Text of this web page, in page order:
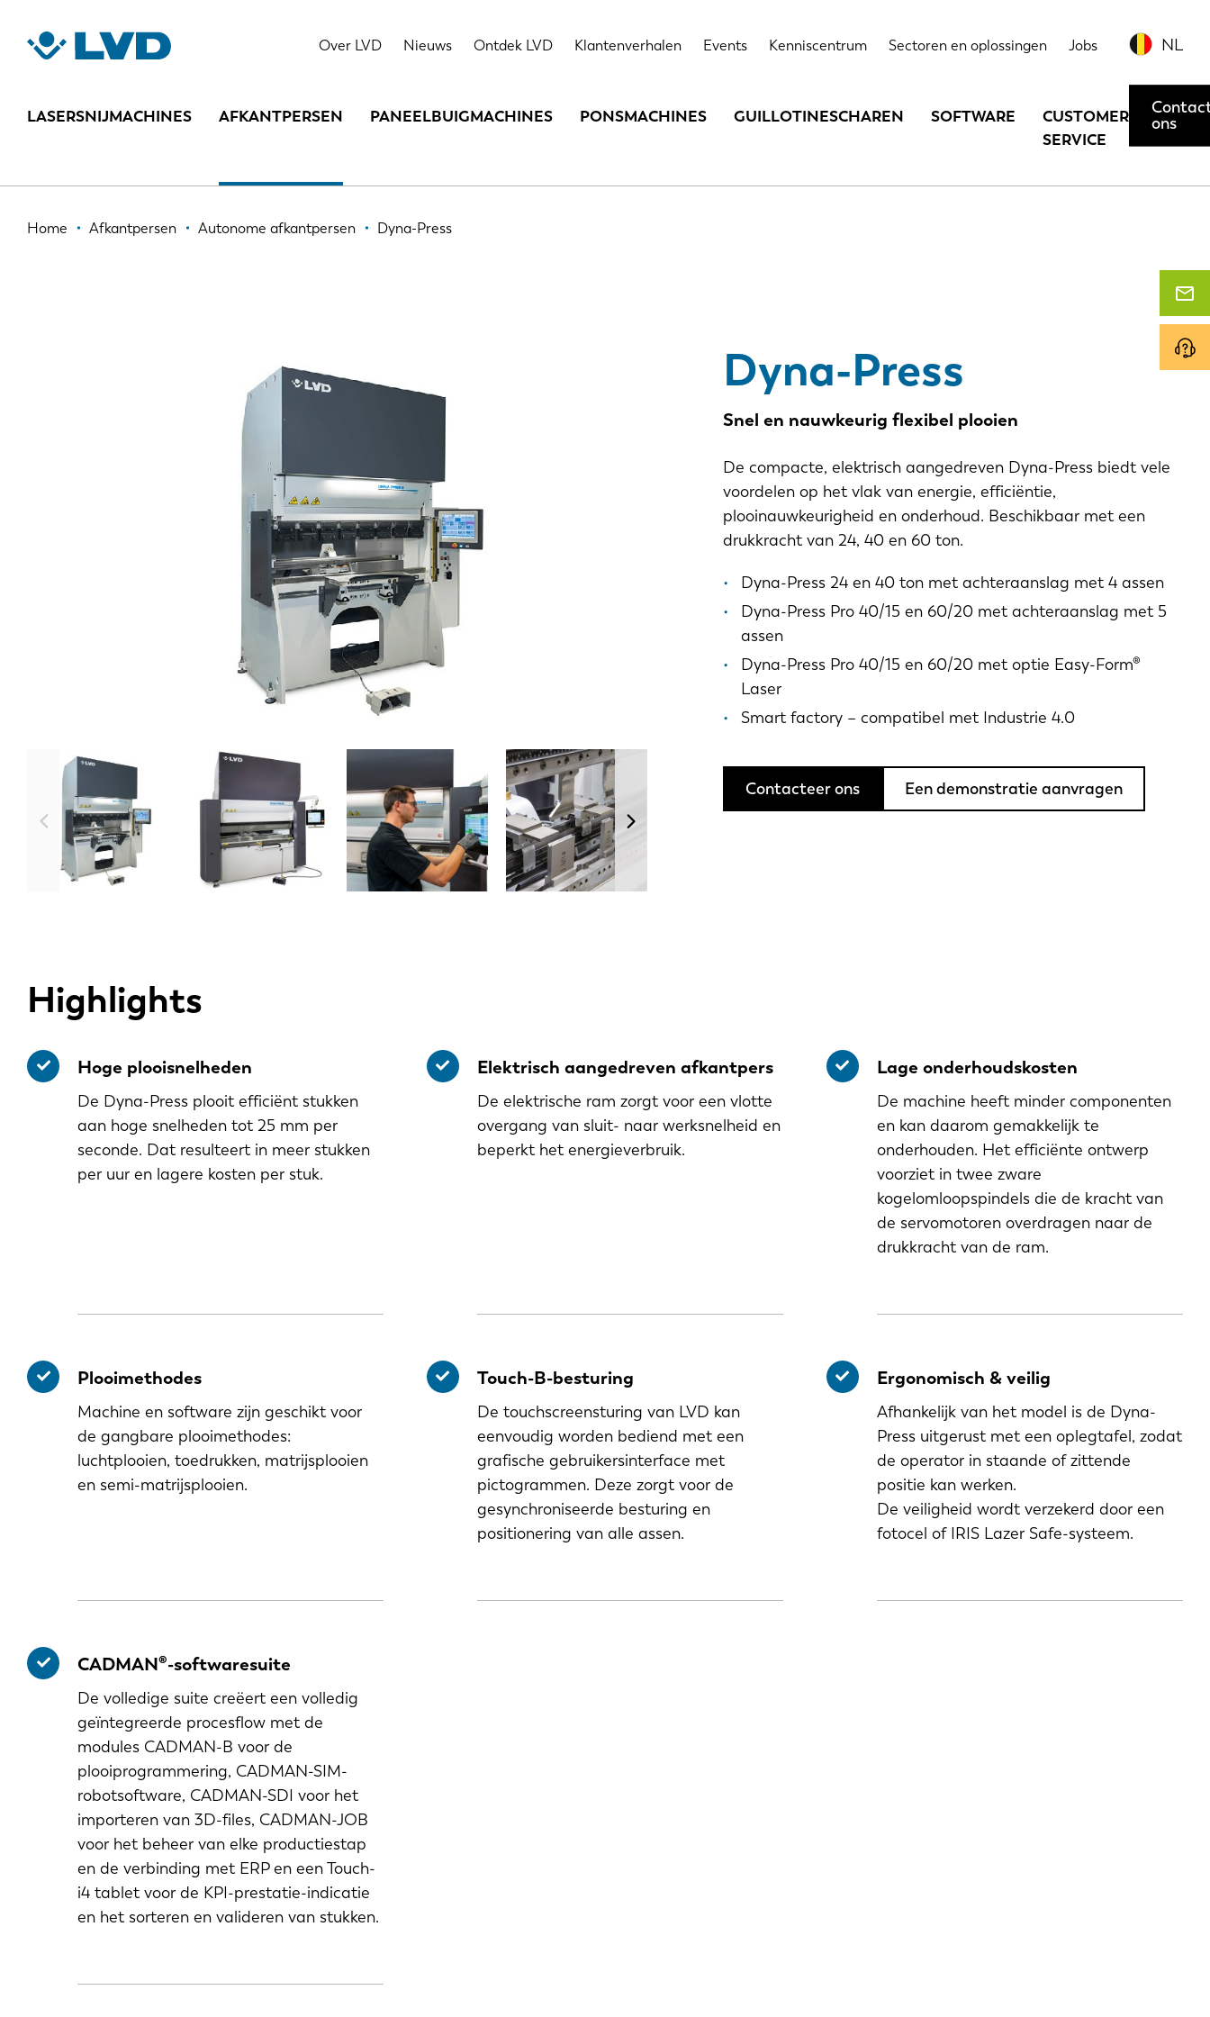
inhoud
Over LVD Nieuws Ontdek LVD Klantenverhalen Events Kenniscentrum Sectoren en oplossingen Jobs NL
LASERSNIJMACHINES AFKANTPERSEN PANEELBUIGMACHINES PONSMACHINES GUILLOTINESCHAREN SOFTWARE
CUSTOMER
SERVICE
ons
Kruimelpad
Home Afkantpersen Autonome afkantpersen Dyna-Press
Dyna-Press
Snel en nauwkeurig flexibel plooien
De compacte, elektrisch aangedreven Dyna-Press biedt vele
voordelen op het vlak van energie, efficiëntie,
plooinauwkeurigheid en onderhoud. Beschikbaar met een
drukkracht van 24, 40 en 60 ton.
Dyna-Press 24 en 40 ton met achteraanslag met 4 assen
Dyna-Press Pro 40/15 en 60/20 met achteraanslag met 5
assen
Dyna-Press Pro 40/15 en 60/20 met optie Easy-Form®
Laser
Smart factory – compatibel met Industrie 4.0
Contacteer ons Een demonstratie aanvragen
DYNA-PRESS Highlights Technische gegevens Opties Neem contact met ons op of vraag een demonstratie aan
Highlights
Hoge plooisnelheden
De Dyna-Press plooit efficiënt stukken
aan hoge snelheden tot 25 mm per
seconde. Dat resulteert in meer stukken
per uur en lagere kosten per stuk.
Elektrisch aangedreven afkantpers
De elektrische ram zorgt voor een vlotte
overgang van sluit- naar werksnelheid en
beperkt het energieverbruik.
Lage onderhoudskosten
De machine heeft minder componenten
en kan daarom gemakkelijk te
onderhouden. Het efficiënte ontwerp
voorziet in twee zware
kogelomloopspindels die de kracht van
de servomotoren overdragen naar de
drukkracht van de ram.
Plooimethodes
Machine en software zijn geschikt voor
de gangbare plooimethodes:
luchtplooien, toedrukken, matrijsplooien
en semi-matrijsplooien.
Touch-B-besturing
De touchscreensturing van LVD kan
eenvoudig worden bediend met een
grafische gebruikersinterface met
pictogrammen. Deze zorgt voor de
gesynchroniseerde besturing en
positionering van alle assen.
Ergonomisch & veilig
Afhankelijk van het model is de Dyna-
Press uitgerust met een oplegtafel, zodat
de operator in staande of zittende
positie kan werken.
De veiligheid wordt verzekerd door een
fotocel of IRIS Lazer Safe-systeem.
CADMAN®-softwaresuite
De volledige suite creëert een volledig
geïntegreerde procesflow met de
modules CADMAN-B voor de
plooiprogrammering, CADMAN-SIM-
robotsoftware, CADMAN-SDI voor het
importeren van 3D-files, CADMAN-JOB
voor het beheer van elke productiestap
en de verbinding met ERP en een Touch-
i4 tablet voor de KPI-prestatie-indicatie
en het sorteren en valideren van stukken.
EN